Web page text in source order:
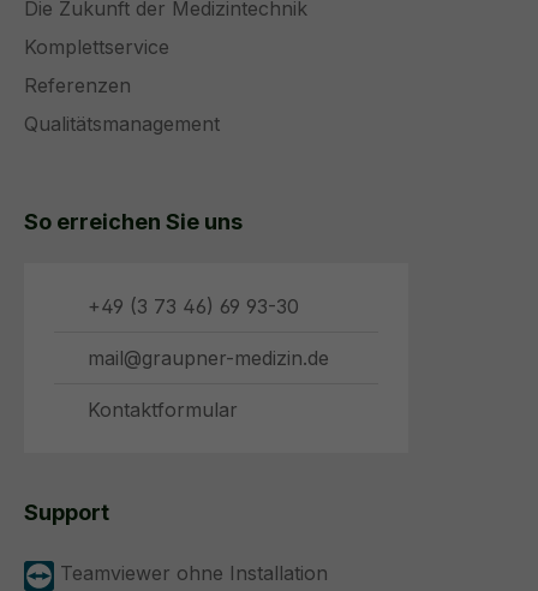
Die Zukunft der Medizintechnik
Komplettservice
Referenzen
Qualitätsmanagement
So erreichen Sie uns
+49 (3 73 46) 69 93-30
mail@graupner-medizin.de
Kontaktformular
Support
Teamviewer ohne Installation